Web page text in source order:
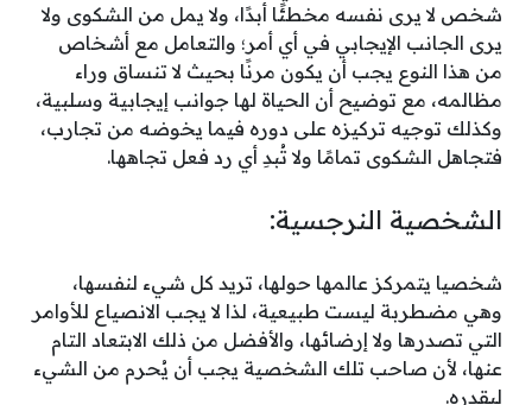
شخص لا يرى نفسه مخطئًا أبدًا، ولا يمل من الشكوى ولا
يرى الجانب الإيجابي في أي أمر؛ والتعامل مع أشخاص
من هذا النوع يجب أن يكون مرنًا بحيث لا تنساق وراء
مظالمه، مع توضيح أن الحياة لها جوانب إيجابية وسلبية،
وكذلك توجيه تركيزه على دوره فيما يخوضه من تجارب،
فتجاهل الشكوى تمامًا ولا تُبدِ أي رد فعل تجاهها.
الشخصية النرجسية:
شخصيا يتمركز عالمها حولها، تريد كل شيء لنفسها،
وهي مضطربة ليست طبيعية، لذا لا يجب الانصياع للأوامر
التي تصدرها ولا إرضائها، والأفضل من ذلك الابتعاد التام
عنها، لأن صاحب تلك الشخصية يجب أن يُحرم من الشيء
ليقدره.